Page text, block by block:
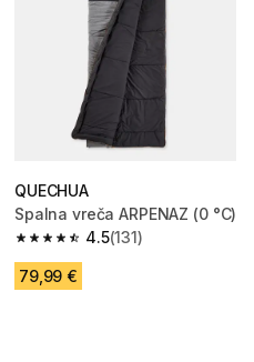
QUECHUA
Spalna vreča ARPENAZ (0 °C)
4.5
4.5 od 5 zvezdic from 131
(131)
79,99 €